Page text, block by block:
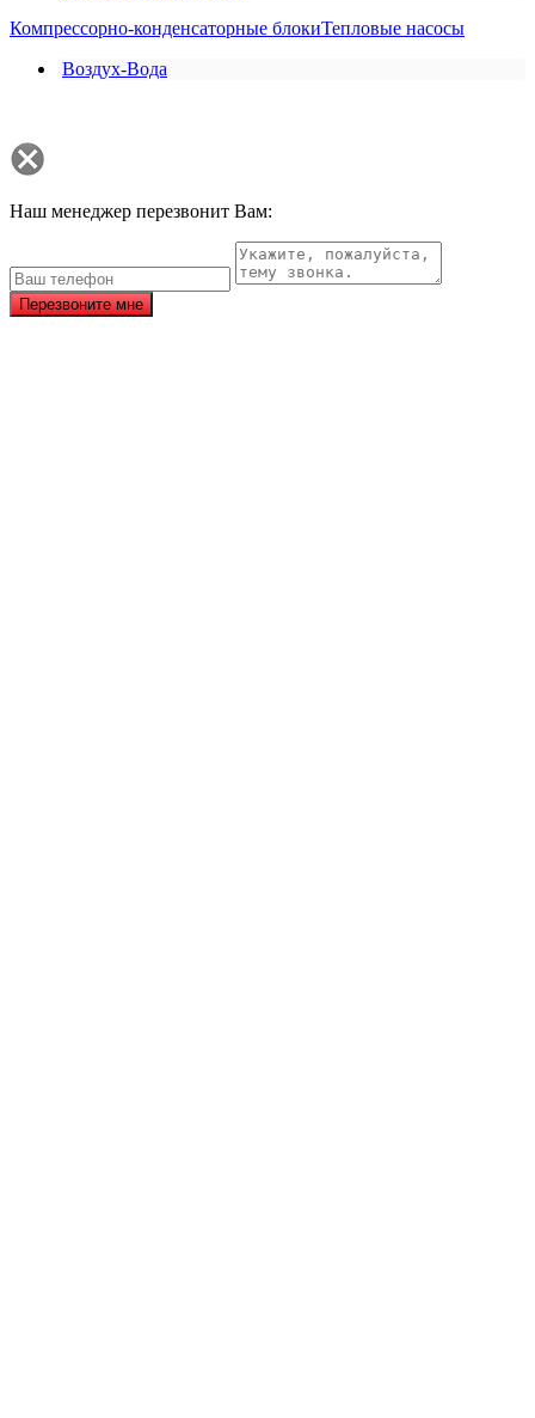
Компрессорно-конденсаторные блокиТепловые насосы
Воздух-Вода
Наш менеджер перезвонит Вам:
Перезвоните мне